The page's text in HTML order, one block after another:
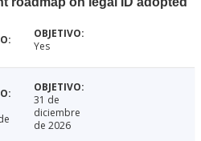
Yes
31 de
diciembre
de 2026